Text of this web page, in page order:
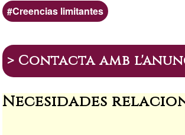
Creencias limitantes
> Contacta amb
Necesidades